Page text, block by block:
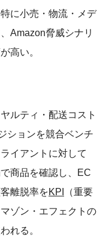
に小売・物流・メデ
Amazon脅威シナリ
高い。
ヤルティ・配送コスト
ションを競合ベンチ
イアントに対して
商品を確認し、EC
離脱率をKPI
（重要
ゾン・エフェクトの
れる。